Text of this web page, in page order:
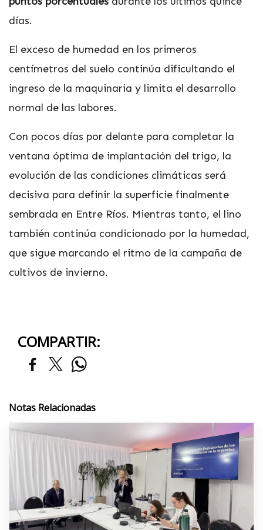
días.
El exceso de humedad en los primeros
centímetros del suelo continúa dificultando el
ingreso de la maquinaria y limita el desarrollo
normal de las labores.
Con pocos días por delante para completar la
ventana óptima de implantación del trigo, la
evolución de las condiciones climáticas será
decisiva para definir la superficie finalmente
sembrada en Entre Ríos. Mientras tanto, el lino
también continúa condicionado por la humedad,
que sigue marcando el ritmo de la campaña de
cultivos de invierno.
COMPARTIR:
Notas Relacionadas